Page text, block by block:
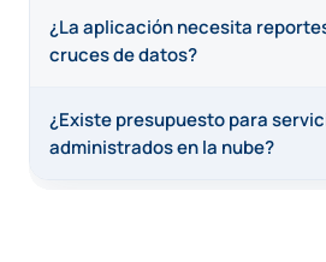
¿La aplicación necesita
cruces de datos?
¿Existe presupuesto para
administrados en la nube?